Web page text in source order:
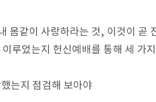
몸같이 사랑하라는 것, 이것이 곧
루었는지 헌신예배를 통해 세 가
는지 점검해 보아야